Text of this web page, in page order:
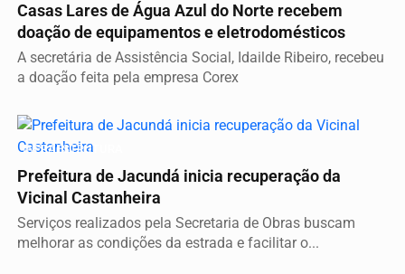
Casas Lares de Água Azul do Norte recebem
doação de equipamentos e eletrodomésticos
A secretária de Assistência Social, Idailde Ribeiro, recebeu
a doação feita pela empresa Corex
INFRAESTRUTURA
Prefeitura de Jacundá inicia recuperação da
Vicinal Castanheira
Serviços realizados pela Secretaria de Obras buscam
melhorar as condições da estrada e facilitar o...